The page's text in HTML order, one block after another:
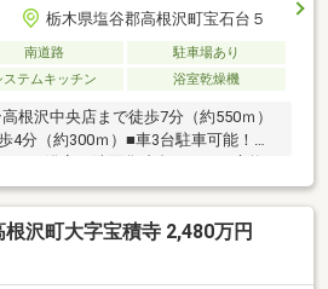
栃木県塩谷郡高根沢町宝石台５
南道路
駐車場あり
ステムキッチン 浴室乾燥機
根沢中央店まで徒歩7分（約550ｍ）
4分（約300ｍ）■車3台駐車可能！
壁クロス貼替■床下収納、玄関シリン
子張替え■TVインターホン新設■給湯
器設置■外壁・屋根塗装、破風・軒
受付中♪お気軽にお問い合わせくださ
沢町大字宝積寺 2,480万円